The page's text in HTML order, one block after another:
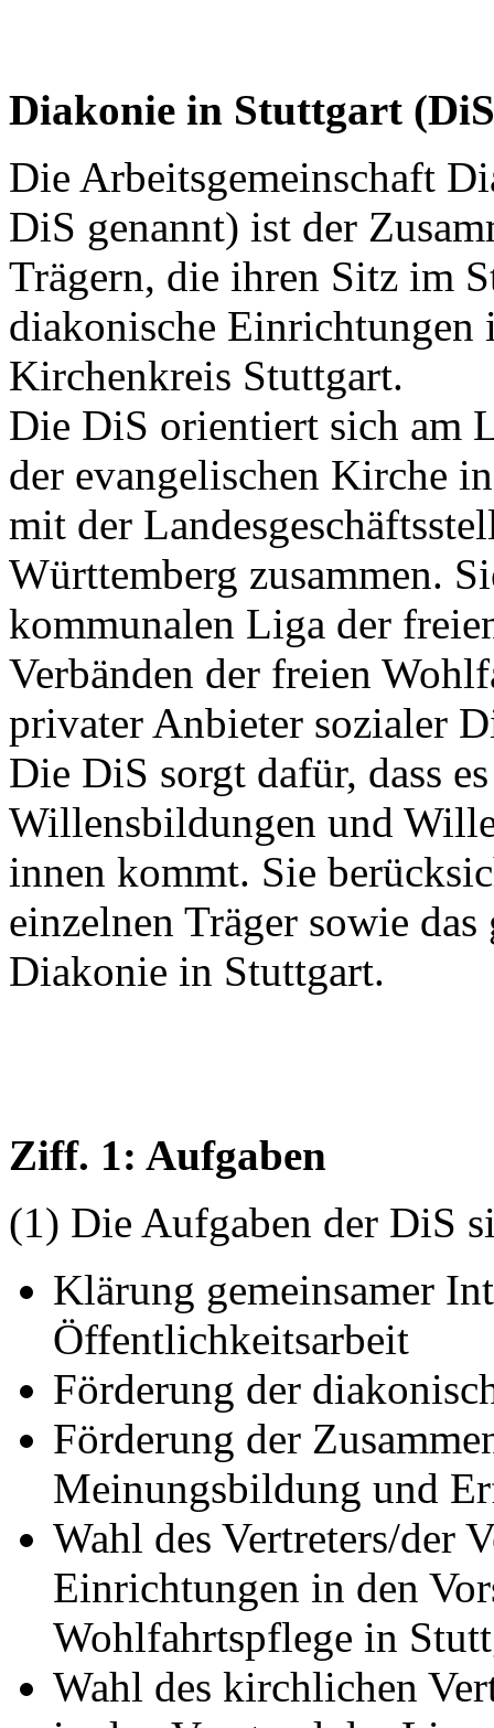
Diakonie in Stuttgart
Die Arbeitsgemeinschaft
DiS genannt) ist der
Trägern, die ihren Sitz im
diakonische Einrichtungen
Kirchenkreis Stuttgart.
Die DiS orientiert sich am
der evangelischen Kirche
mit der
Württemberg zusammen.
kommunalen Liga der
Verbänden der freien
privater Anbieter sozialer
Die DiS sorgt dafür, dass
Willensbildungen und
innen kommt. Sie
einzelnen Träger sowie
Diakonie in Stuttgart.
Ziff. 1: Aufgaben
(1) Die Aufgaben der DiS
Klärung gemeinsamer
Öffentlichkeitsarbeit
Förderung der
Förderung der
Meinungsbildung und
Wahl des Vertreters/der
Einrichtungen in den
Wohlfahrtspflege in
Wahl des kirchlichen